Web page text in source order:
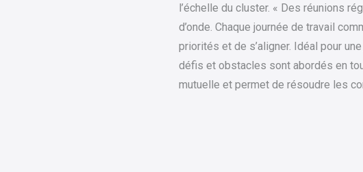
l’échelle du cluster. « Des réunions
d’onde. Chaque journée de travail
priorités et de s’aligner. Idéal pour
défis et obstacles sont abordés en
mutuelle et permet de résoudre les